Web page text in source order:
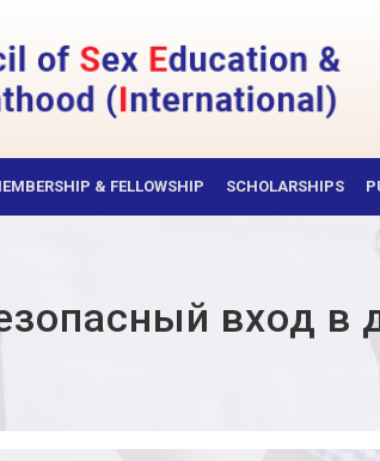
& FELLOWSHIP SCHOLARSHIPS
вход в